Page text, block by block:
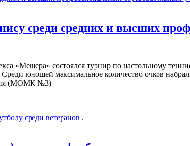
среди средних и высших
«Мещера» состоялся турнир по настольному
Среди юношей максимальное количество очков
(МОМК №3)